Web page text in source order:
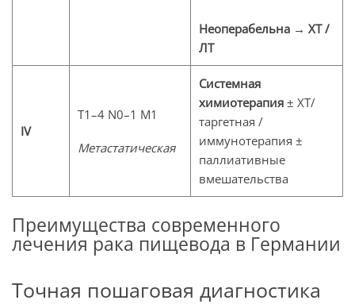
Неоперабельна → ХТ /
ЛТ
IV
T1–4 N0–1 M1
Метастатическая
Системная
химиотерапия ± ХТ/
таргетная /
иммунотерапия ±
паллиативные
вмешательства
Преимущества современного
лечения рака пищевода в Германии
Точная пошаговая диагностика